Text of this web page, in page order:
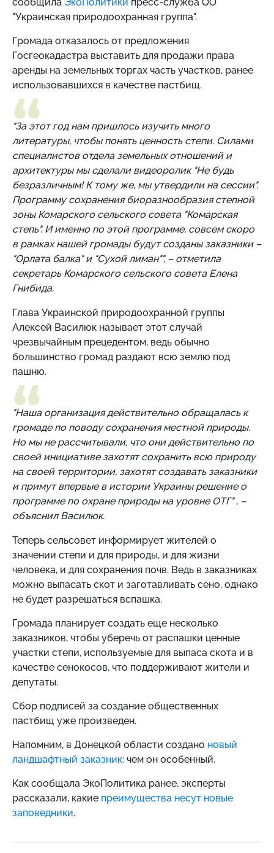
"Украинская природоохранная группа".
Громада отказалось от предложения
Госгеокадастра выставить для продажи права
аренды на земельных торгах часть участков, ранее
использовавшихся в качестве пастбищ.
"За этот год нам пришлось изучить много
литературы, чтобы понять ценность степи. Силами
специалистов отдела земельных отношений и
архитектуры мы сделали видеоролик "Не будь
безразличным! К тому же, мы утвердили на сессии".
Программу сохранения биоразнообразия степной
зоны Комарского сельского совета "Комарская
степь". И именно по этой программе, совсем скоро
в рамках нашей громады будут созданы заказники –
"Орлата балка" и "Сухой лиман"", – отметила
секретарь Комарского сельского совета Елена
Гнибида.
Глава Украинской природоохранной группы
Алексей Василюк называет этот случай
чрезвычайным прецедентом, ведь обычно
большинство громад раздают всю землю под
пашню.
"Наша организация действительно обращалась к
громаде по поводу сохранения местной природы.
Но мы не рассчитывали, что они действительно по
своей инициативе захотят сохранить всю природу
на своей территории, захотят создавать заказники
и примут впервые в истории Украины решение о
программе по охране природы на уровне ОТГ" , –
объяснил Василюк.
Теперь сельсовет информирует жителей о
значении степи и для природы, и для жизни
человека, и для сохранения почв. Ведь в заказниках
можно выпасать скот и заготавливать сено, однако
не будет разрешаться вспашка.
Громада планирует создать еще несколько
заказников, чтобы уберечь от распашки ценные
участки степи, используемые для выпаса скота и в
качестве сенокосов, что поддерживают жители и
депутаты.
Сбор подписей за создание общественных
пастбищ уже произведен.
Напомним, в Донецкой области создано новый
ландшафтный заказник: чем он особенный.
Как сообщала ЭкоПолитика ранее, эксперты
рассказали, какие преимущества несут новые
заповедники.